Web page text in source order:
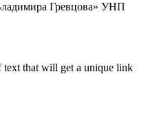
Гревцова» УНП
text that will get a unique link